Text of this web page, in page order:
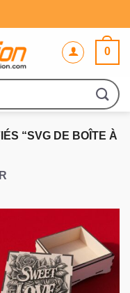
0
“SVG DE BOÎTE À